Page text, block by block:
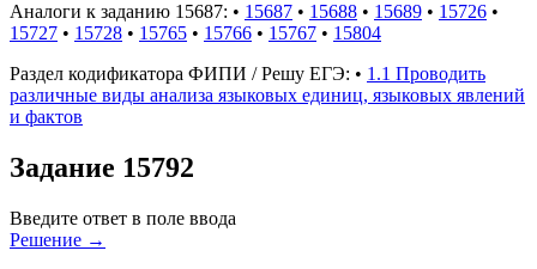
Аналоги к заданию 15687: • 15687 • 15688 • 15689 • 15726 •
15727 • 15728 • 15765 • 15766 • 15767 • 15804
Раздел кодификатора ФИПИ / Решу ЕГЭ: • 1.1 Проводить
различные виды анализа языковых единиц, языковых явлений
и фактов
Задание 15792
Введите ответ в поле ввода
Решение →